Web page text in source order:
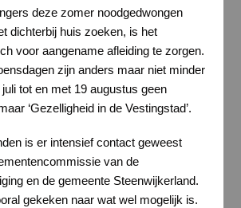
deze zomer noodgedwongen
dichterbij huis zoeken, is het
voor aangename afleiding te zorgen.
zijn anders maar niet minder
tot en met 19 augustus geen
‘Gezelligheid in de Vestingstad’.
is er intensief contact geweest
van de
en de gemeente Steenwijkerland.
gekeken naar wat wel mogelijk is.